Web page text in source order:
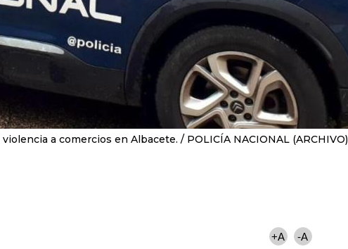
a comercios en Albacete. POLICÍA NACIONAL (ARCHIVO)
+A -A